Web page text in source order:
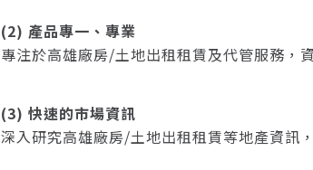
(2) 產品專一、專業
專注於高雄廠房/土地出租租賃及代管服務，
(3) 快速的市場資訊
深入研究高雄廠房/土地出租租賃等地產資訊